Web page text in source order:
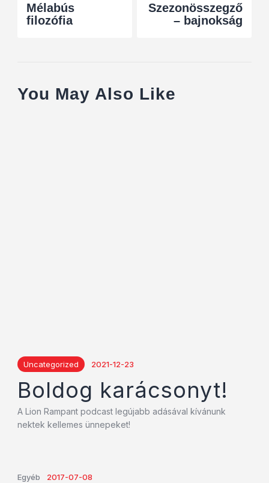
Mélabús
filozófia
Szezonösszegző
– bajnokság
You May Also Like
Uncategorized 2021-12-23
Boldog karácsonyt!
A Lion Rampant podcast legújabb adásával kívánunk
nektek kellemes ünnepeket!
Egyéb 2017-07-08